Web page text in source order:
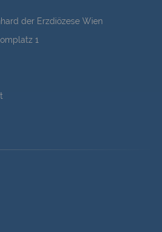
der Erzdiözese Wien
1